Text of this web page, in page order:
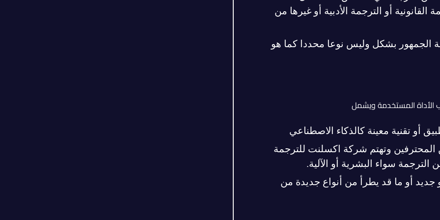
القانونية أو الترجمة الأدبية أو غيرها من
الجمهور بشكل وليس نوعا محددا كما هو
الأداة المستخدمة ويشمل
أو تقنية معينة كالذكاء الاصطناعي
وتهتم شركة اكسلنت للترجمة
سواء البشرية أو الآلية.
جديد أو ما قد يطرأ من أنواع جديدة من